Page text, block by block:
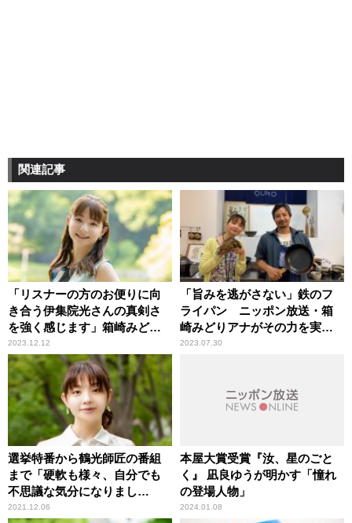
関連記事
「リスナーの方のお便りに向
き合う伊集院光さんの真剣さ
を強く感じます」箱崎みどり
アナウンサー
2023.12.12
「旨みを逃がさない」鉄のフ
ライパン ニッポン放送・箱
崎みどりアナがその力を実感
～『ニッポン放送 商店街の
2023.07.30
選挙特番から鶴光師匠の番組
まで「硬軟も様々、自分でも
不思議な気分になりまし
た」 箱崎みどりアナウンサ
2021.12.06
本屋大賞受賞『汝、星のごと
く』 凪良ゆうが明かす「憧れ
の登場人物」
2024.01.08